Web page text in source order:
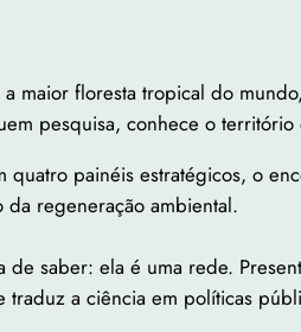
maior floresta tropical do
pesquisa, conhece o
quatro painéis estratégicos, o
regeneração ambiental.
de saber: ela é uma rede.
traduz a ciência em políticas